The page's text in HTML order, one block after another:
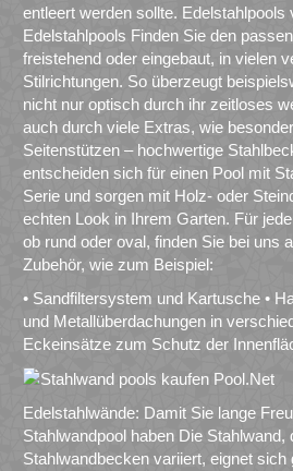
entleert werden sollte. Edelstahlpools
Edelstahlpools Finden Sie den
freistehend oder eingebaut, in vielen
Stilrichtungen. So überzeugt
nicht nur optisch durch ihr zeitloses
auch durch viele Extras, wie
Seitenstützen – hochwertige
entscheiden sich für einen Pool mit
Serie und sorgen mit Holz- oder
echten Look in Ihrem Garten. Für
ob rund oder oval, finden Sie bei uns
Zubehör, wie zum Beispiel:
• Sandfiltersystem und Kartusche •
und Metallüberdachungen in
Eckeinsätze zum Schutz der
Edelstahlwände: Damit Sie lange
Stahlwandpool haben Die
Stahlwandbecken variiert, eignet sich